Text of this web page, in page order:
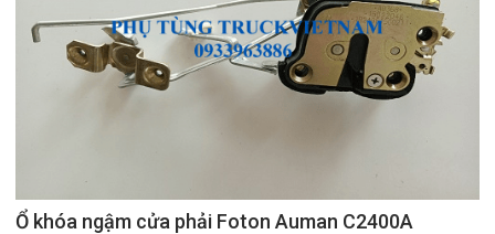
Ổ khóa ngậm cửa phải Foton Auman C2400A